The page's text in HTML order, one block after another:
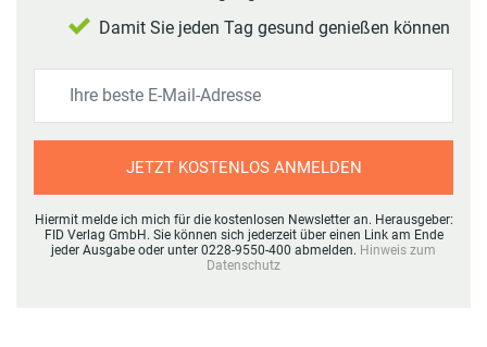
Damit Sie jeden Tag gesund genießen können
JETZT KOSTENLOS ANMELDEN
Hiermit melde ich mich für die kostenlosen Newsletter an. Herausgeber:
FID Verlag GmbH. Sie können sich jederzeit über einen Link am Ende
jeder Ausgabe oder unter 0228-9550-400 abmelden. Hinweis zum
Datenschutz